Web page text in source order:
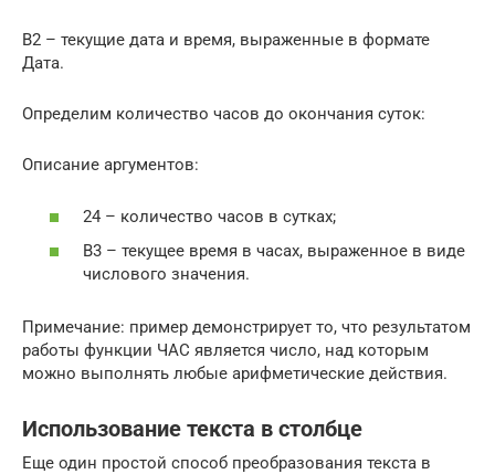
B2 – текущие дата и время, выраженные в формате
Дата.
Определим количество часов до окончания суток:
Описание аргументов:
24 – количество часов в сутках;
B3 – текущее время в часах, выраженное в виде
числового значения.
Примечание: пример демонстрирует то, что результатом
работы функции ЧАС является число, над которым
можно выполнять любые арифметические действия.
Использование текста в столбце
Еще один простой способ преобразования текста в